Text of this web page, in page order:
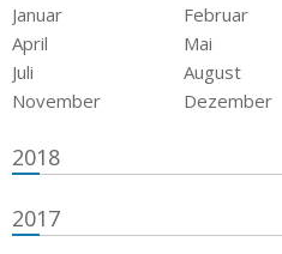
Januar Februar
April
Mai
Juli
August
November
Dezember
2018
2017